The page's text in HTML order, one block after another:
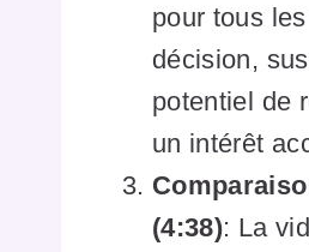
pour tous
décision,
potentiel de
un intérêt
(4:38): La